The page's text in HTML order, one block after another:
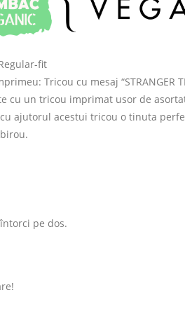
fit
Tricou cu mesaj “STRANGER
cu un tricou imprimat usor de
cu ajutorul acestui tricou o tinuta
pe dos.